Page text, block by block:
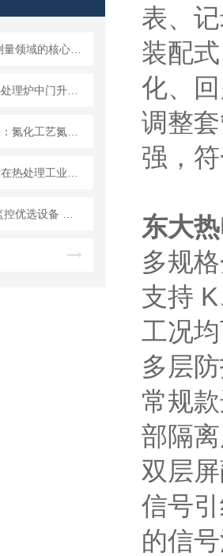
表、
装配
化、
调整
强，
东大
多规
支持
工况
多层
常规
部隔
双层
信号
的信